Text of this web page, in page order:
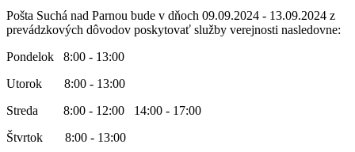
Pošta Suchá nad Parnou bude v dňoch 09.09.2024 - 13.09.2024 z
prevádzkových dôvodov poskytovať služby verejnosti nasledovne:
Pondelok 8:00 - 13:00
Utorok 8:00 - 13:00
Streda 8:00 - 12:00 14:00 - 17:00
Štvrtok 8:00 - 13:00